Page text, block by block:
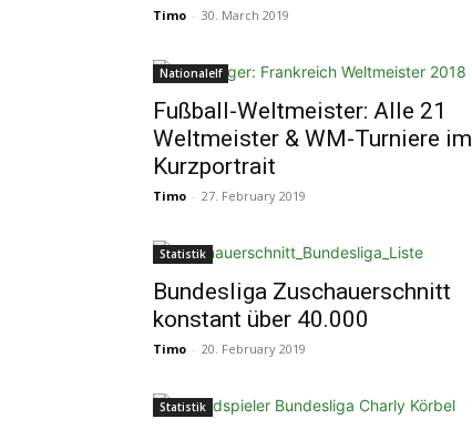
Timo - 30. March 2019
Nationalelf
Fußball-Weltmeister: Alle 21
Weltmeister & WM-Turniere im
Kurzportrait
Timo - 27. February 2019
Statistik
Bundesliga Zuschauerschnitt
konstant über 40.000
Timo - 20. February 2019
Statistik